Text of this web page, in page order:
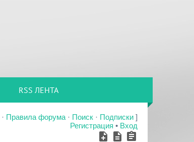
RSS ЛЕНТА
· Правила форума · Поиск · Подписки ]
Регистрация • Вход